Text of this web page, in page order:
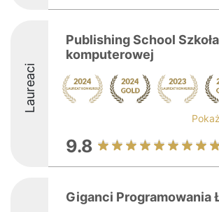
Laureaci
Publishing School
komputerowej
9.8
Giganci Programowania